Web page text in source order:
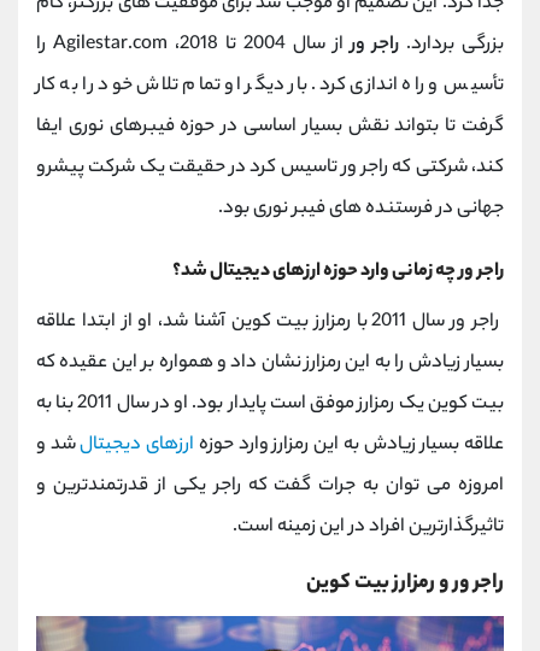
بزرگی بردارد. راجر وراز سال 2004 تا 2018، Agilestar.com را
تأسیس و راه اندازی کرد. بار دیگر او تمام تلاش خود را به کار
گرفت تا بتواند نقش بسیار اساسی در حوزه فیبرهای نوری ایفا
کند، شرکتی که راجر ور تاسیس کرد در حقیقت یک شرکت پیشرو
جهانی در فرستنده های فیبر نوری بود.
راجر ور چه زمانی وارد حوزه ارزهای دیجیتال شد؟
راجر ور سال 2011 با رمزارز بیت کوین آشنا شد، او از ابتدا علاقه
بسیار زیادش را به این رمزارز نشان داد و همواره بر این عقیده که
بیت کوین یک رمزارز موفق است پایدار بود. او در سال 2011 بنا به
علاقه بسیار زیادش به این رمزارز وارد حوزه ارزهای دیجیتالشد و
امروزه می توان به جرات گفت که راجر یکی از قدرتمندترین و
تاثیرگذارترین افراد در این زمینه است.
راجر ور و رمزارز بیت کوین